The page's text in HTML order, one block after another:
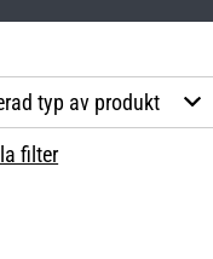
typ av produkt
filter